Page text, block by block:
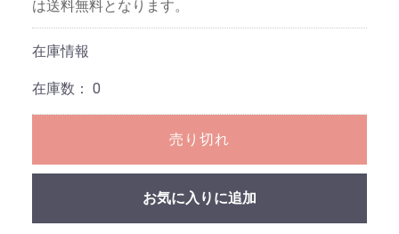
は送料無料となります。
在庫情報
在庫数： 0
売り切れ
お気に入りに追加